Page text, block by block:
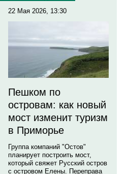
22 Мая 2026, 13:30
Пешком по
островам: как новый
мост изменит туризм
в Приморье
Группа компаний "Остов"
планирует построить мост,
который свяжет Русский остров
с островом Елены. Переправа